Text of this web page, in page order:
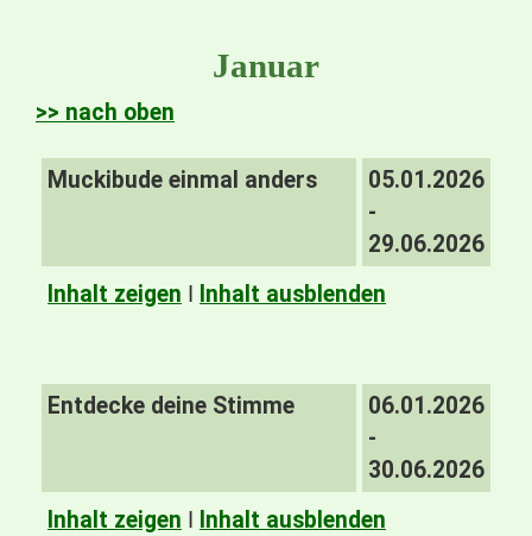
Januar
>> nach oben
Muckibude einmal anders
05.01.2026
-
29.06.2026
Inhalt zeigen I Inhalt ausblenden
Entdecke deine Stimme
06.01.2026
-
30.06.2026
Inhalt zeigen I Inhalt ausblenden